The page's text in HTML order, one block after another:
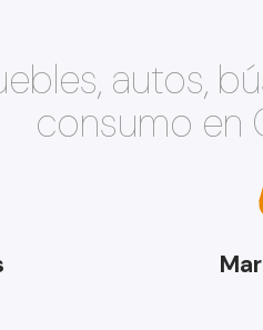
autos,
consumo en